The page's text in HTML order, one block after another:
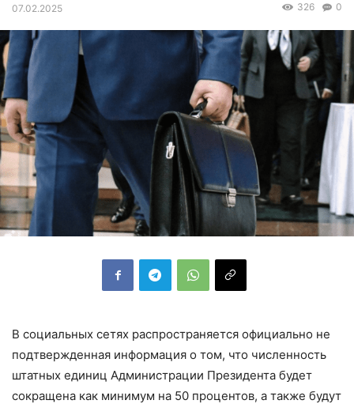
07.02.2025 0
326
В социальных сетях распространяется официально не
подтвержденная информация о том, что численность
штатных единиц Администрации Президента будет
сокращена как минимум на 50 процентов, а также будут